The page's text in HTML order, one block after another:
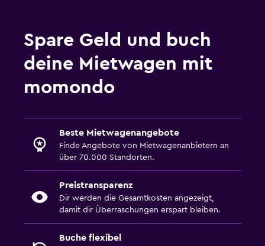
Spare Geld und buch
deine Mietwagen mit
momondo
Beste Mietwagenangebote
Finde Angebote von Mietwagenanbietern an
über 70.000 Standorten.
Preistransparenz
Dir werden die Gesamtkosten angezeigt,
damit dir Überraschungen erspart bleiben.
Buche flexibel